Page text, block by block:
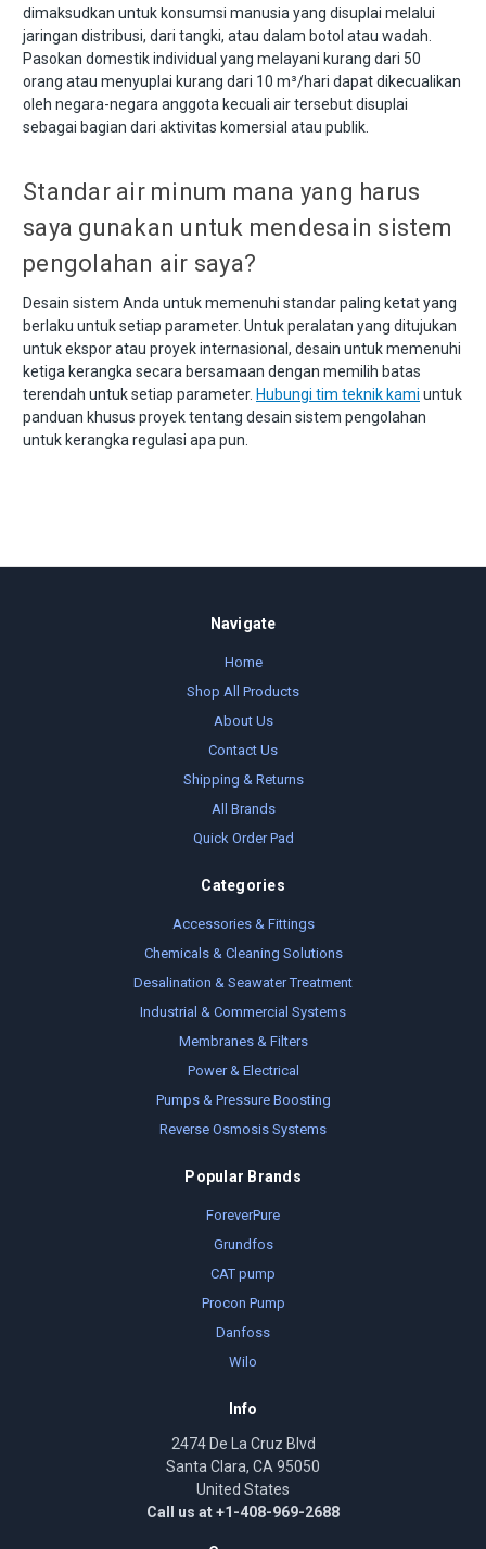
dimaksudkan untuk konsumsi manusia yang disuplai melalui
jaringan distribusi, dari tangki, atau dalam botol atau wadah.
Pasokan domestik individual yang melayani kurang dari 50
orang atau menyuplai kurang dari 10 m³/hari dapat dikecualikan
oleh negara-negara anggota kecuali air tersebut disuplai
sebagai bagian dari aktivitas komersial atau publik.
Standar air minum mana yang harus
saya gunakan untuk mendesain sistem
pengolahan air saya?
Desain sistem Anda untuk memenuhi standar paling ketat yang
berlaku untuk setiap parameter. Untuk peralatan yang ditujukan
untuk ekspor atau proyek internasional, desain untuk memenuhi
ketiga kerangka secara bersamaan dengan memilih batas
terendah untuk setiap parameter. Hubungi tim teknik kami untuk
panduan khusus proyek tentang desain sistem pengolahan
untuk kerangka regulasi apa pun.
Navigate
Home
Shop All Products
About Us
Contact Us
Shipping & Returns
All Brands
Quick Order Pad
Categories
Accessories & Fittings
Chemicals & Cleaning Solutions
Desalination & Seawater Treatment
Industrial & Commercial Systems
Membranes & Filters
Power & Electrical
Pumps & Pressure Boosting
Reverse Osmosis Systems
Popular Brands
ForeverPure
Grundfos
CAT pump
Procon Pump
Danfoss
Wilo
Info
2474 De La Cruz Blvd
Santa Clara, CA 95050
United States
Call us at +1-408-969-2688